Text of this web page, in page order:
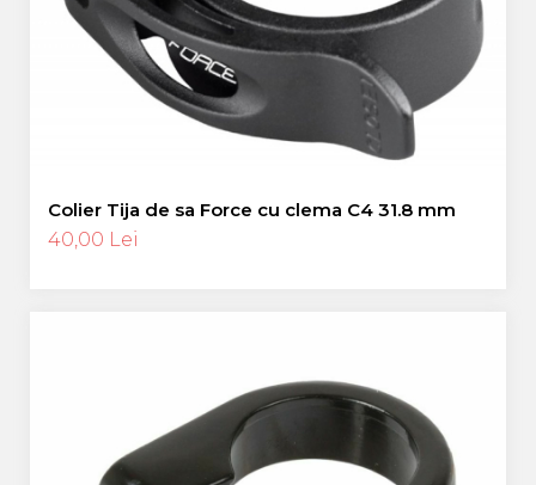
Colier Tija de sa Force cu clema C4 31.8 mm
40,00 Lei